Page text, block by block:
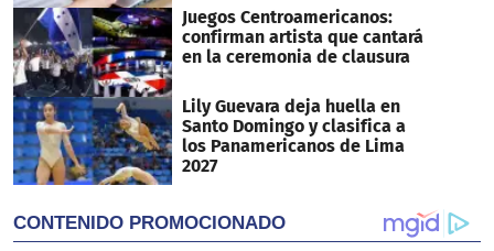
Juegos Centroamericanos:
confirman artista que cantará
en la ceremonia de clausura
Lily Guevara deja huella en
Santo Domingo y clasifica a
los Panamericanos de Lima
2027